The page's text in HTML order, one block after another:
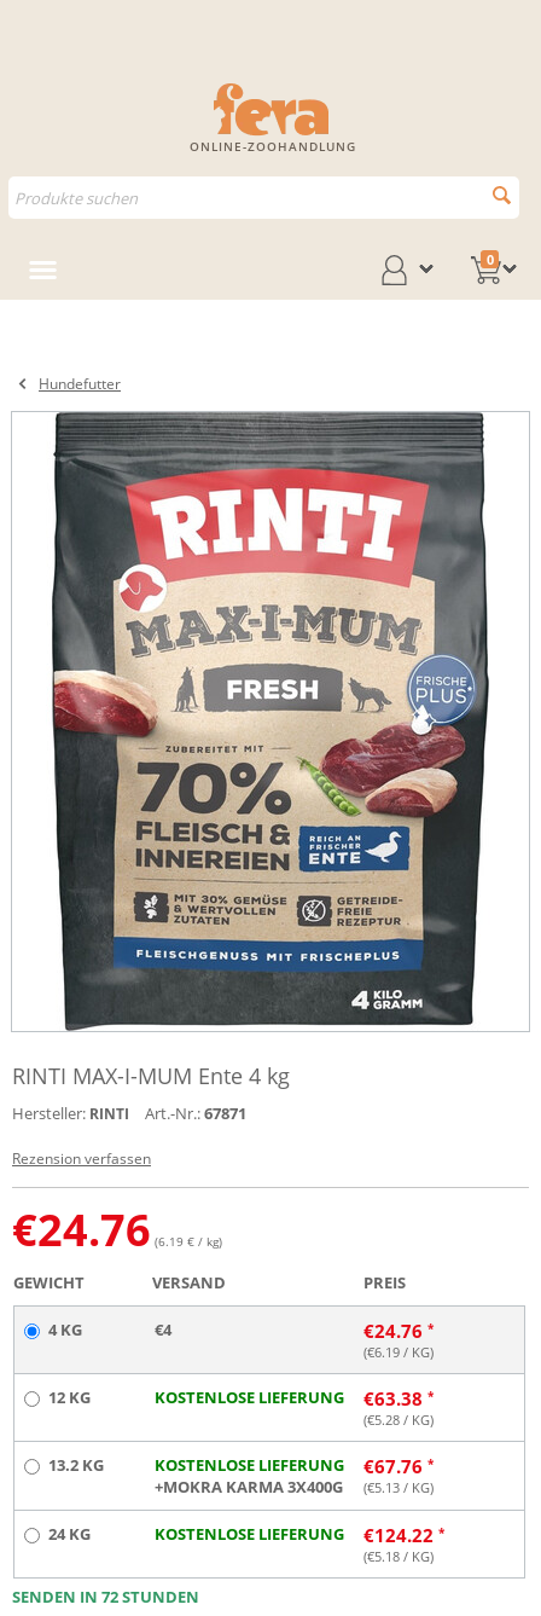
ONLINE-ZOOHANDLUNG
0
Hundefutter
RINTI MAX-I-MUM Ente 4 kg
Hersteller: RINTI Art.-Nr.:67871
Rezension verfassen
€24.76 (6.19 € / kg)
GEWICHT VERSAND PREIS
4 KG €4 €24.76
(€6.19 / KG)
12 KG KOSTENLOSE LIEFERUNG €63.38
(€5.28 / KG)
13.2 KG
KOSTENLOSE LIEFERUNG
+MOKRA KARMA 3X400G
€67.76
(€5.13 / KG)
24 KG KOSTENLOSE LIEFERUNG €124.22
(€5.18 / KG)
SENDEN IN 72 STUNDEN